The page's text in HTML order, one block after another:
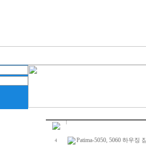
4 Patima-5050, 5060 하우징